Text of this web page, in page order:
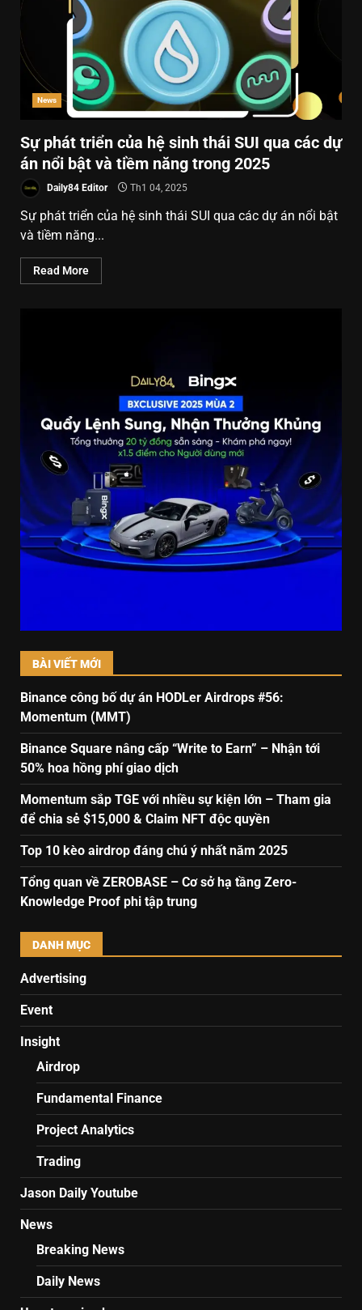
News
Sự phát triển của hệ sinh thái SUI qua các dự
án nổi bật và tiềm năng trong 2025
Daily84 Editor Th1 04, 2025
Sự phát triển của hệ sinh thái SUI qua các dự án nổi bật
và tiềm năng...
Read More
BÀI VIẾT MỚI
Binance công bố dự án HODLer Airdrops #56:
Momentum (MMT)
Binance Square nâng cấp “Write to Earn” – Nhận tới
50% hoa hồng phí giao dịch
Momentum sắp TGE với nhiều sự kiện lớn – Tham gia
để chia sẻ $15,000 & Claim NFT độc quyền
Top 10 kèo airdrop đáng chú ý nhất năm 2025
Tổng quan về ZEROBASE – Cơ sở hạ tầng Zero-
Knowledge Proof phi tập trung
DANH MỤC
Advertising
Event
Insight
Airdrop
Fundamental Finance
Project Analytics
Trading
Jason Daily Youtube
News
Breaking News
Daily News